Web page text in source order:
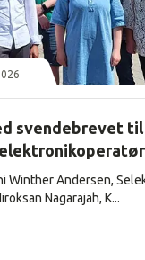
svendebrevet
Winther Andersen,
Nagarajah, K...